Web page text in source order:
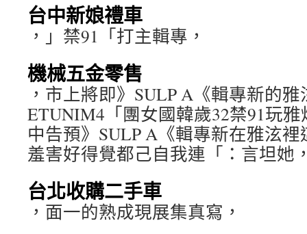
台中新娘禮車
，」禁91「打主輯專，
機械五金零售
，市上將即》SULP A《輯專新的
ETUNIM4「團女國韓歲32禁91玩
中告預》SULP A《輯專新在雅泫
羞害好得覺都己自我連「：言坦她
台北收購二手車
，面一的熟成現展集真寫，